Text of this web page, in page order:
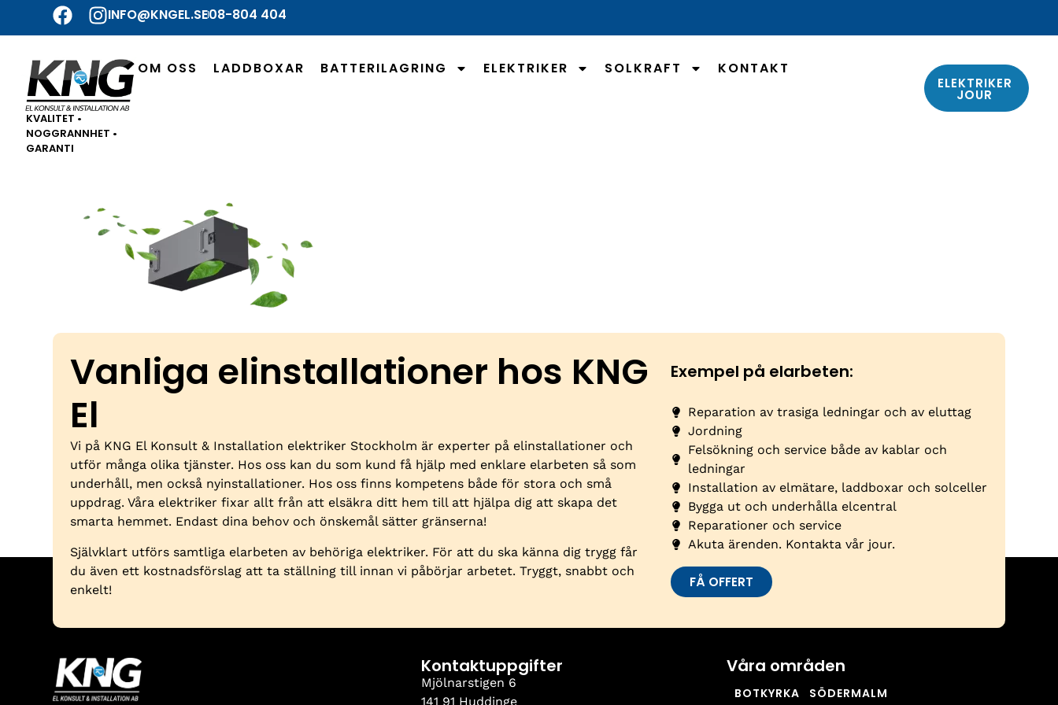
INFO@KNGEL.SE08-804 404
KVALITET •
NOGGRANNHET •
GARANTI
OM OSS LADDBOXAR BATTERILAGRING ELEKTRIKER SOLKRAFT KONTAKT
ELEKTRIKER
JOUR
Vanliga elinstallationer hos KNG
El
Vi på KNG El Konsult & Installation elektriker Stockholm är experter på elinstallationer och
utför många olika tjänster. Hos oss kan du som kund få hjälp med enklare elarbeten så som
underhåll, men också nyinstallationer. Hos oss finns kompetens både för stora och små
uppdrag. Våra elektriker fixar allt från att elsäkra ditt hem till att hjälpa dig att skapa det
smarta hemmet. Endast dina behov och önskemål sätter gränserna!
Självklart utförs samtliga elarbeten av behöriga elektriker. För att du ska känna dig trygg får
du även ett kostnadsförslag att ta ställning till innan vi påbörjar arbetet. Tryggt, snabbt och
enkelt!
Exempel på elarbeten:
Reparation av trasiga ledningar och av eluttag
Jordning
Felsökning och service både av kablar och
ledningar
Installation av elmätare, laddboxar och solceller
Bygga ut och underhålla elcentral
Reparationer och service
Akuta ärenden. Kontakta vår jour.
FÅ OFFERT
Kontaktuppgifter
Mjölnarstigen 6
141 91 Huddinge
Våra områden
BOTKYRKA SÖDERMALM